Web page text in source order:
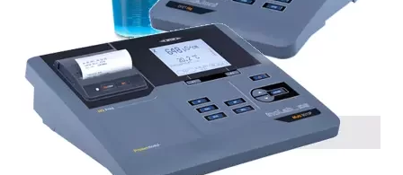
Contact
Prelucrarea datelor cu caracter personal